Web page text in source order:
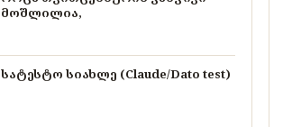
მოშლილია,
სატესტო სიახლე (Claude/Dato test)